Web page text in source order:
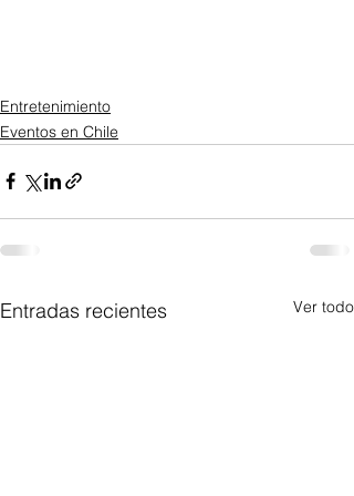
Entretenimiento
Eventos en Chile
Entradas recientes Ver todo